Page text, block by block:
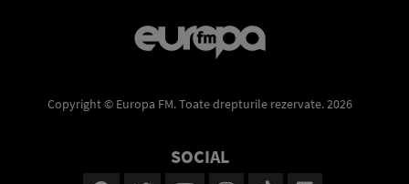
Copyright © Europa FM. Toate drepturile rezervate. 2026
SOCIAL